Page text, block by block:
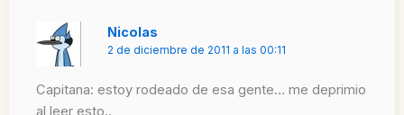
Nicolas
2 de diciembre de 2011 a las 00:11
Capitana: estoy rodeado de esa gente… me deprimio
al leer esto..